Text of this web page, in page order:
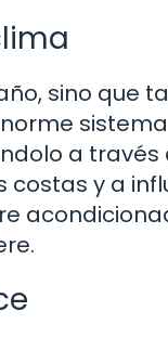
sino que
a través
y a